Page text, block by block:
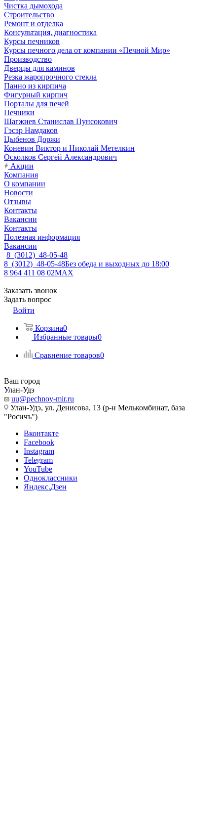
Чистка дымохода
Строительство
Ремонт и отделка
Консультация, диагностика
Курсы печников
Курсы печного дела от компании «Печной Мир»
Производство
Дверцы для каминов
Резка жаропрочного стекла
Панно из кирпича
Фигурный кирпич
Порталы для печей
Печники
Шагжиев Станислав Пунсокович
Гэсэр Намдаков
Цыбенов Доржи
Коневин Виктор и Николай Метелкин
Осколков Сергей Александрович
Акции
Компания
О компании
Новости
Отзывы
Контакты
Вакансии
Контакты
Полезная информация
Вакансии
8 (3012) 48-05-48
8 (3012) 48-05-48Без обеда и выходных до 18:00
8 964 411 08 02MAX
Заказать звонок
Задать вопрос
Войти
Корзина0
Избранные товары0
Сравнение товаров0
Ваш город
Улан-Удэ
uu@pechnoy-mir.ru
Улан-Удэ, ул. Денисова, 13 (р-н Мелькомбинат, база
"Росичъ")
Вконтакте
Facebook
Instagram
Telegram
YouTube
Одноклассники
Яндекс.Дзен